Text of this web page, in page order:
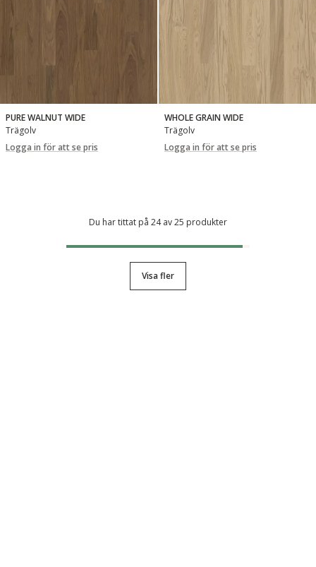
PURE WALNUT WIDE
Trägolv
Logga in för att se pris
WHOLE GRAIN WIDE
Trägolv
Logga in för att se pris
Du har tittat på 24 av 25 produkter
Visa fler